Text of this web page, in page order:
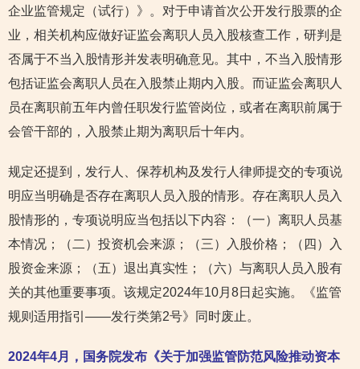
企业监管规定（试行）》。对于申请首次公开发行股票的企
业，相关机构应做好证监会离职人员入股核查工作，研判是
否属于不当入股情形并发表明确意见。其中，不当入股情形
包括证监会离职人员在入股禁止期内入股。而证监会离职人
员在离职前五年内曾任职发行监管岗位，或者在离职前属于
会管干部的，入股禁止期为离职后十年内。
规定还提到，发行人、保荐机构及发行人律师提交的专项说
明应当明确是否存在离职人员入股的情形。存在离职人员入
股情形的，专项说明应当包括以下内容：（一）离职人员基
本情况；（二）投资机会来源；（三）入股价格；（四）入
股资金来源；（五）退出真实性；（六）与离职人员入股有
关的其他重要事项。该规定2024年10月8日起实施。《监管
规则适用指引——发行类第2号》同时废止。
2024年4月，国务院发布《关于加强监管防范风险推动资本